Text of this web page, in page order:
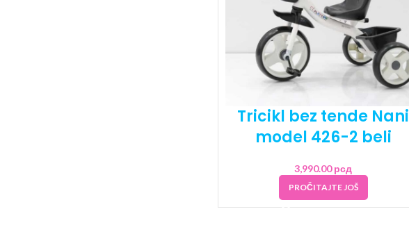
Tricikl bez tende Nani
model 426-2 beli
3,990.00рсд
PROČITAJTE JOŠ